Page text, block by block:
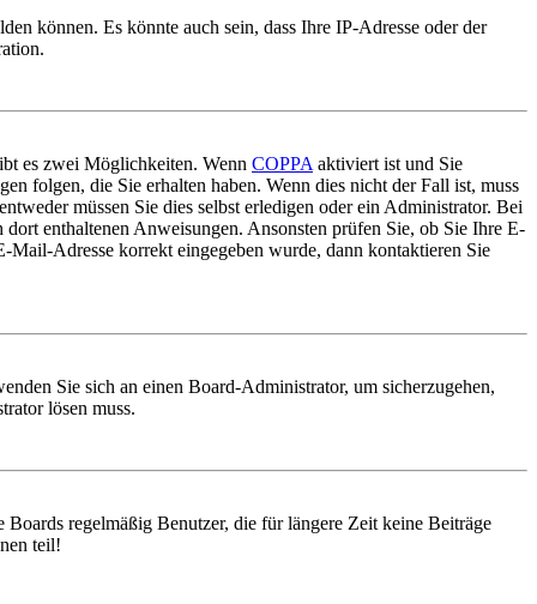
können. Es könnte auch sein, dass Ihre IP-Adresse oder der
es zwei Möglichkeiten. Wenn COPPA aktiviert ist und Sie
folgen, die Sie erhalten haben. Wenn dies nicht der Fall ist, muss
müssen Sie dies selbst erledigen oder ein Administrator. Bei
enthaltenen Anweisungen. Ansonsten prüfen Sie, ob Sie Ihre E-
Adresse korrekt eingegeben wurde, dann kontaktieren Sie
Sie sich an einen Board-Administrator, um sicherzugehen,
lösen muss.
regelmäßig Benutzer, die für längere Zeit keine Beiträge
teil!